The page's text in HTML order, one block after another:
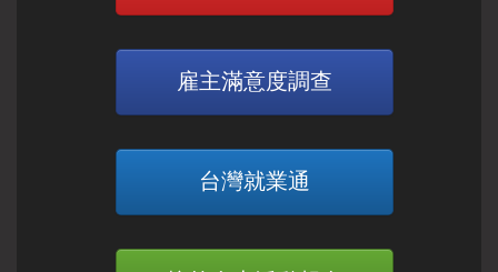
雇主滿意度調查
台灣就業通